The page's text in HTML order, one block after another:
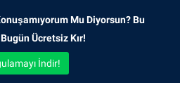
Mu Diyorsun? Bu
Ücretsiz Kır!
İndir!